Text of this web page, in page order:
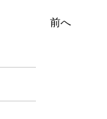
前へ